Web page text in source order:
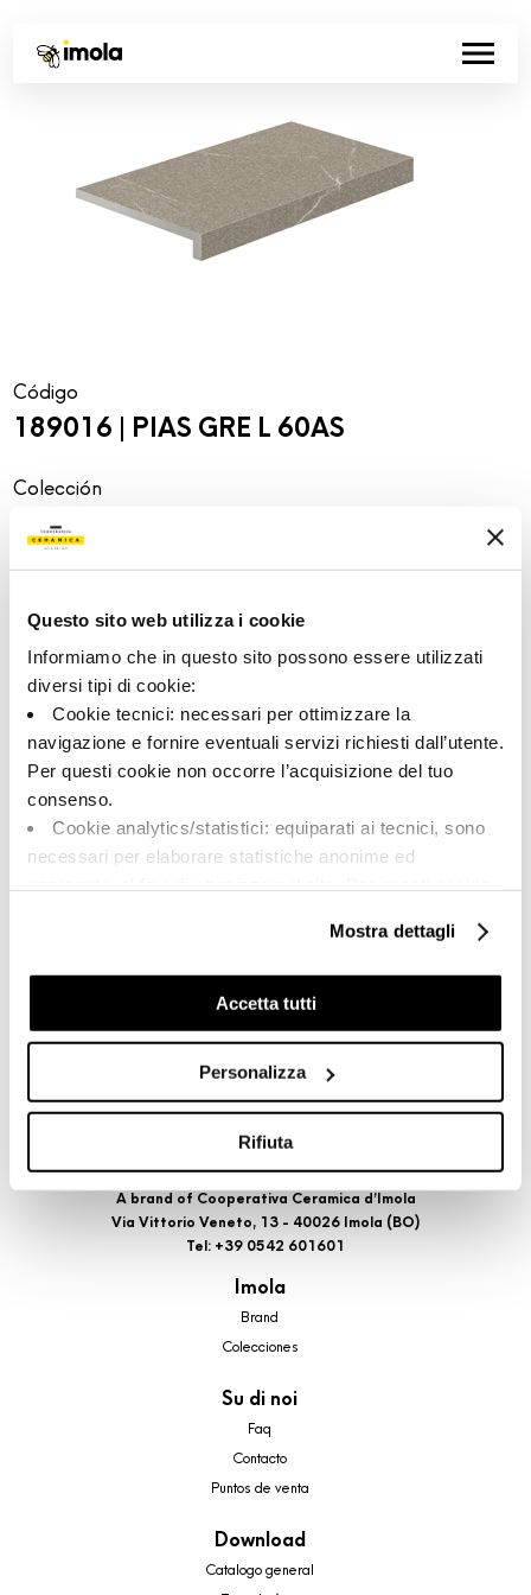
Questo sito web utilizza i cookie
Informiamo che in questo sito possono essere utilizzati
diversi tipi di cookie:
Cookie tecnici: necessari per ottimizzare la
navigazione e fornire eventuali servizi richiesti dall’utente.
Per questi cookie non occorre l’acquisizione del tuo
consenso.
Cookie analytics/statistici: equiparati ai tecnici, sono
necessari per elaborare statistiche anonime ed
Cookie di profilazione/marketing: sono utilizzati, solo
previo tuo consenso, per esaminare le tue abitudini di
navigazione e mostrarti quindi avvisi pubblicitari mirati, in
linea con le tue preferenze.
cookie di profilazione, selezionando uno dei bottoni sotto
riportati. Puoi avere maggiori dettagli visionando
l’Informativa estesa cookie. La chiusura del presente
banner comporterà il permanere dei soli cookie tecnici ed
analytics, per i quali non occorre il tuo consenso. Potrai
comunque modificare le tue scelte in qualsiasi momento,
accedendo al link presente nel footer.
Mostra dettagli
Accetta tutti
Personalizza
Rifiuta
Código
189016 | PIAS GRE L 60AS
Colección
00761
Color:
Tipo:
Pizas especiales
Formato:
30.0x60.0
Acabado:
opaco
V3
Unidad de medida:
PZ
A brand of Cooperativa Ceramica d’Imola
Via Vittorio Veneto, 13 - 40026 Imola (BO)
Tel: +39 0542 601601
Imola
Brand
Colecciones
Su di noi
Faq
Contacto
Puntos de venta
Download
Catalogo general